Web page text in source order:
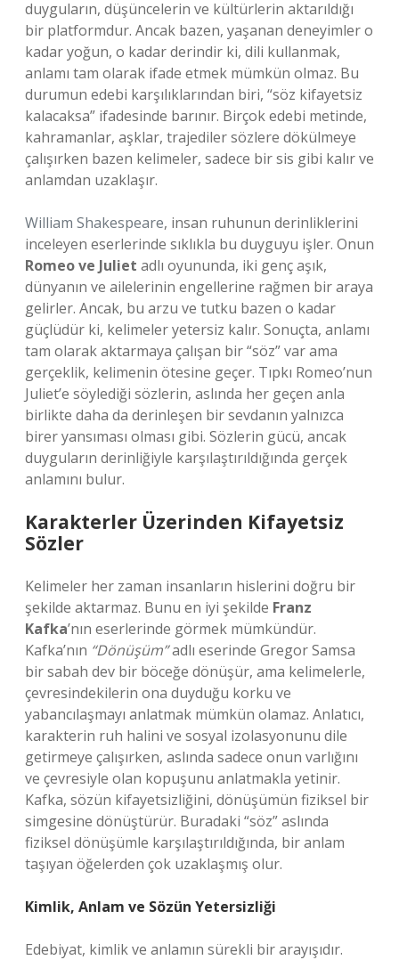
duyguların, düşüncelerin ve kültürlerin aktarıldığı
bir platformdur. Ancak bazen, yaşanan deneyimler o
kadar yoğun, o kadar derindir ki, dili kullanmak,
anlamı tam olarak ifade etmek mümkün olmaz. Bu
durumun edebi karşılıklarından biri, “söz kifayetsiz
kalacaksa” ifadesinde barınır. Birçok edebi metinde,
kahramanlar, aşklar, trajediler sözlere dökülmeye
çalışırken bazen kelimeler, sadece bir sis gibi kalır ve
anlamdan uzaklaşır.
William Shakespeare, insan ruhunun derinliklerini
inceleyen eserlerinde sıklıkla bu duyguyu işler. Onun
Romeo ve Juliet adlı oyununda, iki genç aşık,
dünyanın ve ailelerinin engellerine rağmen bir araya
gelirler. Ancak, bu arzu ve tutku bazen o kadar
güçlüdür ki, kelimeler yetersiz kalır. Sonuçta, anlamı
tam olarak aktarmaya çalışan bir “söz” var ama
gerçeklik, kelimenin ötesine geçer. Tıpkı Romeo’nun
Juliet’e söylediği sözlerin, aslında her geçen anla
birlikte daha da derinleşen bir sevdanın yalnızca
birer yansıması olması gibi. Sözlerin gücü, ancak
duyguların derinliğiyle karşılaştırıldığında gerçek
anlamını bulur.
Karakterler Üzerinden Kifayetsiz
Sözler
Kelimeler her zaman insanların hislerini doğru bir
şekilde aktarmaz. Bunu en iyi şekilde Franz
Kafka’nın eserlerinde görmek mümkündür.
Kafka’nın “Dönüşüm”adlı eserinde Gregor Samsa
bir sabah dev bir böceğe dönüşür, ama kelimelerle,
çevresindekilerin ona duyduğu korku ve
yabancılaşmayı anlatmak mümkün olamaz. Anlatıcı,
karakterin ruh halini ve sosyal izolasyonunu dile
getirmeye çalışırken, aslında sadece onun varlığını
ve çevresiyle olan kopuşunu anlatmakla yetinir.
Kafka, sözün kifayetsizliğini, dönüşümün fiziksel bir
simgesine dönüştürür. Buradaki “söz” aslında
fiziksel dönüşümle karşılaştırıldığında, bir anlam
taşıyan öğelerden çok uzaklaşmış olur.
Kimlik, Anlam ve Sözün Yetersizliği
Edebiyat, kimlik ve anlamın sürekli bir arayışıdır.